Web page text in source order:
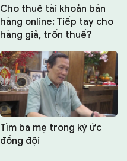
Cho thuê tài khoản bán
hàng online: Tiếp tay cho
hàng giả, trốn thuế?
Tìm ba mẹ trong ký ức
đồng đội